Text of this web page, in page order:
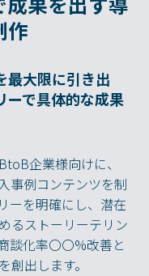
作
最大限に引き出
ーで具体的な成果
企業様向けに、
事例コンテンツを制
ーを明確にし、潜在
るストーリーテリン
談化率〇〇%改善と
出します。